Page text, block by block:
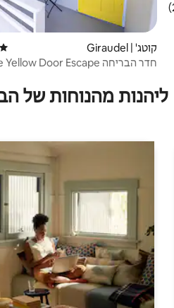
ביקורות
קוטג' | Giraudel
חדר הבריחה The Yellow Door Escape
ליהנות מהנוחות של